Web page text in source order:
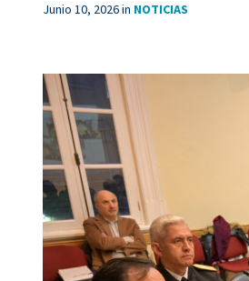
Junio 10, 2026in NOTICIAS